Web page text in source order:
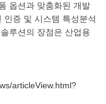
옵션과 맞춤화된 개발
증 및 시스템 특성분석
루션의 장점은 산업용
articleView.html?